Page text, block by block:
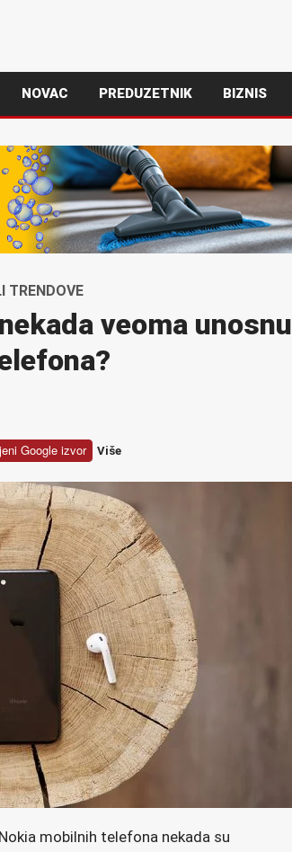
NOVAC PREDUZETNIK BIZNIS
TRENDOVE
veoma unosnu
Google izvor Više
mobilnih telefona nekada su